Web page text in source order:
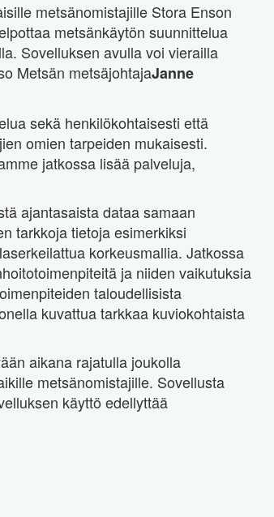
metsänomistajille Stora Enson
metsänkäytön suunnittelua
Sovelluksen avulla voi vierailla
Metsän metsäjohtajaJanne
sekä henkilökohtaisesti että
omien tarpeiden mukaisesti.
jatkossa lisää palveluja,
ajantasaista dataa samaan
tarkkoja tietoja esimerkiksi
korkeusmallia. Jatkossa
ja niiden vaikutuksia
taloudellisista
kuvattua tarkkaa kuviokohtaista
aikana rajatulla joukolla
metsänomistajille. Sovellusta
käyttö edellyttää